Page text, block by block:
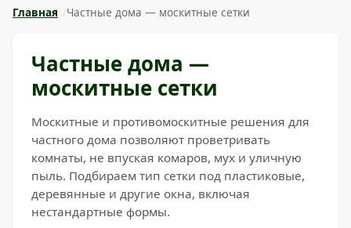
Главная Частные дома — москитные сетки
Частные дома —
москитные сетки
Москитные и противомоскитные решения для
частного дома позволяют проветривать
комнаты, не впуская комаров, мух и уличную
пыль. Подбираем тип сетки под пластиковые,
деревянные и другие окна, включая
нестандартные формы.